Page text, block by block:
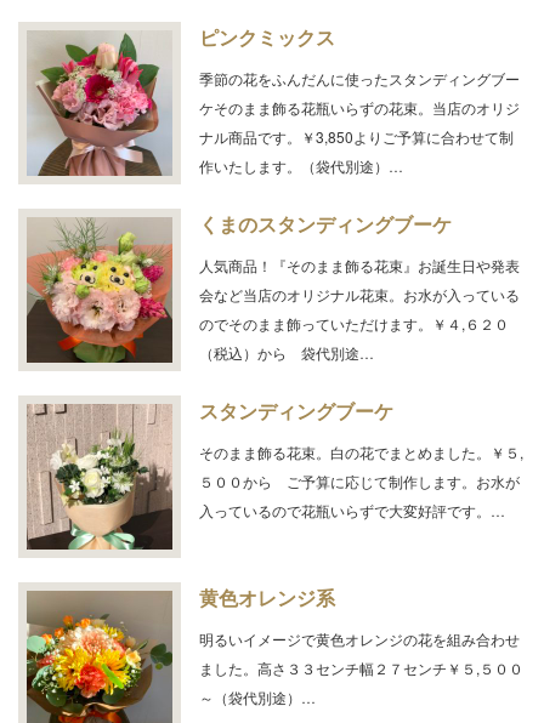
ピンクミックス
季節の花をふんだんに使ったスタンディングブー
ケそのまま飾る花瓶いらずの花束。当店のオリジ
ナル商品です。￥3,850よりご予算に合わせて制
作いたします。（袋代別途）…
くまのスタンディングブーケ
人気商品！『そのまま飾る花束』お誕生日や発表
会など当店のオリジナル花束。お水が入っている
のでそのまま飾っていただけます。￥４,６２０
（税込）から 袋代別途…
スタンディングブーケ
そのまま飾る花束。白の花でまとめました。￥５,
５００から ご予算に応じて制作します。お水が
入っているので花瓶いらずで大変好評です。…
黄色オレンジ系
明るいイメージで黄色オレンジの花を組み合わせ
ました。高さ３３センチ幅２７センチ￥５,５００
～（袋代別途）…